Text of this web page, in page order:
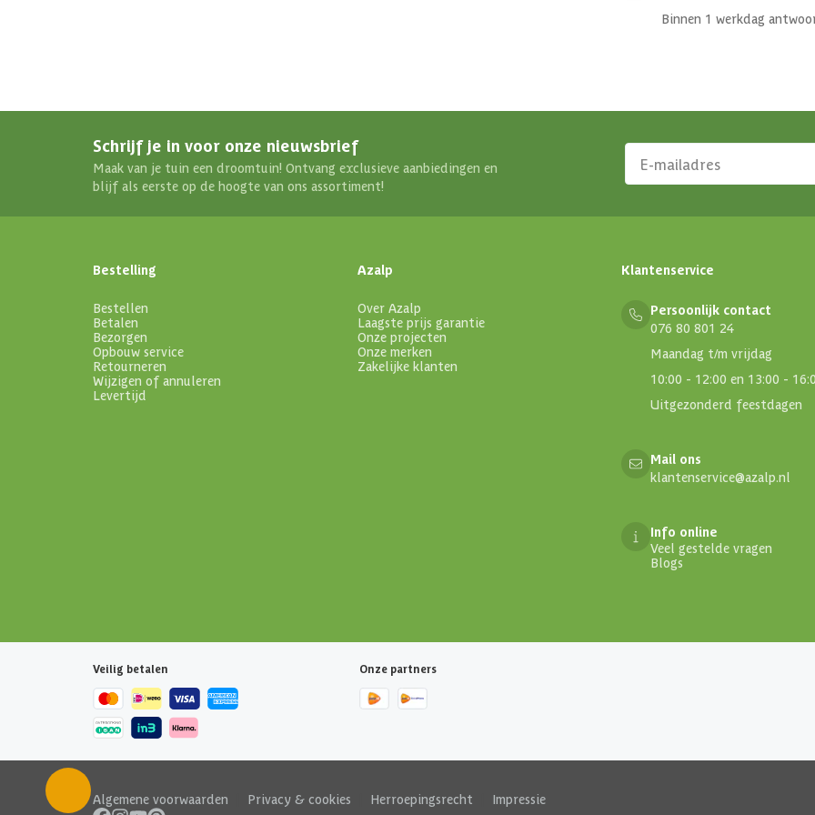
Binnen 1 werkdag
Schrijf je in voor onze nieuwsbrief
Maak van je tuin een droomtuin! Ontvang exclusieve aanbiedingen en
blijf als eerste op de hoogte van ons assortiment!
Bestelling
Bestellen
Betalen
Bezorgen
Opbouw service
Retourneren
Wijzigen of annuleren
Levertijd
Azalp
Over Azalp
Laagste prijs garantie
Onze projecten
Onze merken
Zakelijke klanten
Klantenservice
Persoonlijk contact
076 80 801 24
Maandag t/m vrijdag
10:00 - 12:00 en 13:00 -
Uitgezonderd feestdagen
Mail ons
klantenservice@azalp.nl
Info online
Veel gestelde vragen
Blogs
Veilig betalen Onze partners
Algemene voorwaarden Privacy & cookies Herroepingsrecht Impressie